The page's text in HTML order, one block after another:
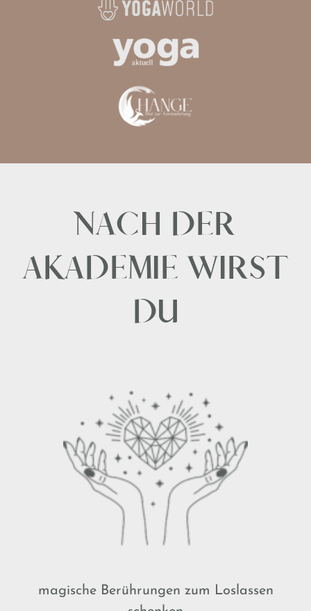
NACH DER
AKADEMIE WIRST
DU
magische Berührungen zum Loslassen